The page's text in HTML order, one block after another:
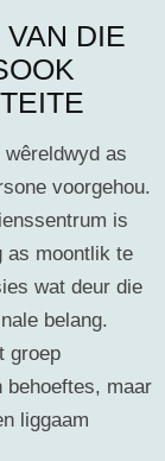
DIE
as
voorgehou.
is
as moontlik te
wat deur die
belang.
groep
behoeftes, maar
liggaam